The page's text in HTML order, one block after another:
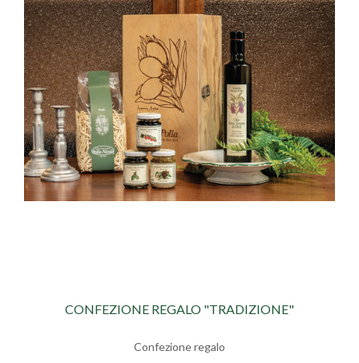
CONFEZIONE REGALO "TRADIZIONE"
Confezione regalo